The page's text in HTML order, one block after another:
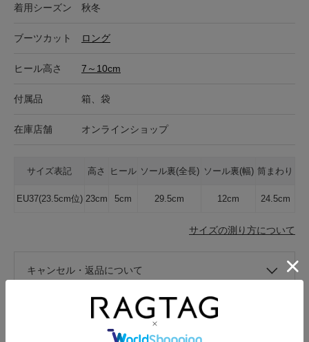
着用シーズン 秋冬
ブーツカット ロング
ヒール高さ 7～10cm
付属品 箱、袋
在庫店舗 オンラインショップ
サイズ表記 高さ ヒール ソール裏(全長) ソール裏(幅) 筒まわり
EU37(23.5cm位) 23cm 5cm 29.5cm 12cm 24.5cm
サイズの測り方について
キャンセル・返品について
お買い物時のご利用ガイドはこちら